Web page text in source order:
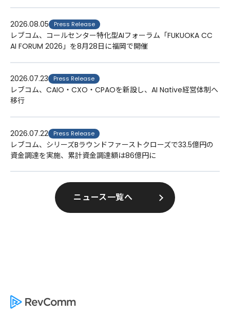
2026.08.05 Press Release
レブコム、コールセンター特化型AIフォーラム「FUKUOKA CC
AI FORUM 2026」を8月28日に福岡で開催
2026.07.23 Press Release
レブコム、CAIO・CXO・CPAOを新設し、AI Native経営体制へ
移行
2026.07.22 Press Release
レブコム、シリーズBラウンドファーストクローズで33.5億円の
資金調達を実施、累計資金調達額は86億円に
ニュース一覧へ